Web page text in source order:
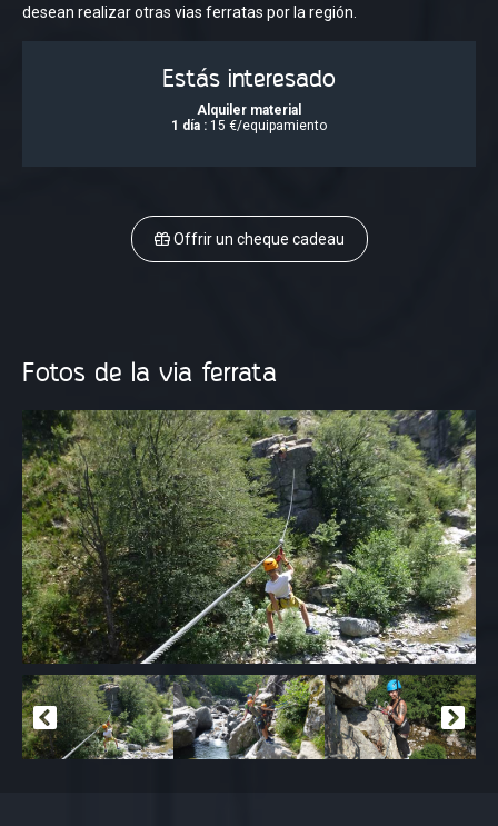
desean realizar otras vias ferratas por la región.
Estás interesado
Alquiler material
1 día : 15 €/equipamiento
Offrir un cheque cadeau
Fotos de la via ferrata